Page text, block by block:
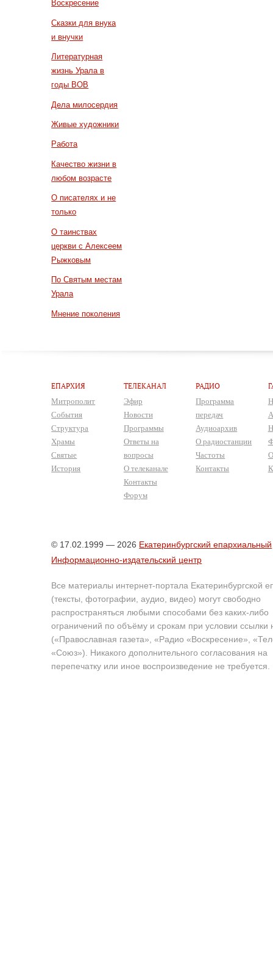
Воскресение
Сказки для внука
и внучки
Литературная
жизнь Урала в
годы ВОВ
Дела милосердия
Живые художники
Работа
Качество жизни в
любом возрасте
О писателях и не
только
О таинствах
церкви с Алексеем
Рыжковым
По Святым местам
Урала
Мнение поколения
ЕПАРХИЯ
Митрополит
События
Структура
Храмы
Святые
История
ТЕЛЕКАНАЛ
Эфир
Новости
Программы
Ответы на
вопросы
О телеканале
Контакты
Форум
РАДИО
Программа
передач
Аудиоархив
О радиостанции
Частоты
Контакты
© 17.02.1999 — 2026 Екатеринбургский епархиальный
Информационно-издательский центр
Все материалы интернет-портала Екатеринбургской
(тексты, фотографии, аудио, видео) могут свободно
распространяться любыми способами без каких-либо
ограничений по объёму и срокам при условии ссылки
(«Православная газета», «Радио «Воскресение»,
«Союз»). Никакого дополнительного согласования на
перепечатку или иное воспроизведение не требуется.